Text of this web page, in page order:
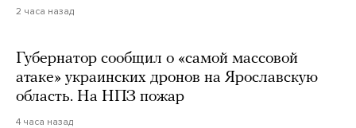
2 часа назад
Губернатор сообщил о «самой массовой
атаке» украинских дронов на Ярославскую
область. На НПЗ пожар
4 часа назад